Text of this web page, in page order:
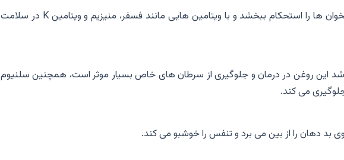
کلسیم موجود در رازیانه می تواند استخوان ها را استحکام ببخشد و با ویتامین هایی مانند فسفر، منیزیم و ویتامین K در سلامت
این روغن در درمان و جلوگیری از سرطان های خاص بسیار موثر است، همچنین سلنیوم
می کند.
بد دهان را از بین می برد و تنفس را خوشبو می کند.